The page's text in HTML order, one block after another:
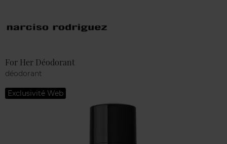
For Her Déodorant
déodorant
Exclusivité Web